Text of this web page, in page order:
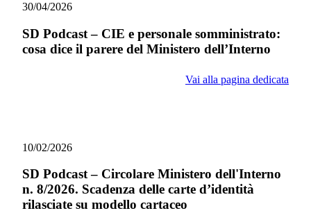
30/04/2026
SD Podcast – CIE e personale somministrato:
cosa dice il parere del Ministero dell’Interno
Vai alla pagina dedicata
10/02/2026
SD Podcast – Circolare Ministero dell'Interno
n. 8/2026. Scadenza delle carte d’identità
rilasciate su modello cartaceo